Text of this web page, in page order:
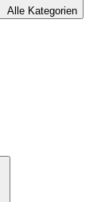
Alle Kategorien